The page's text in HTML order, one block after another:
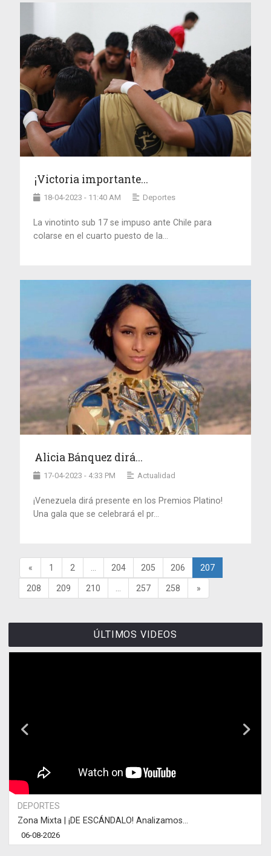
¡Victoria importante...
18-04-2023 - 11:40 AM Deportes
La vinotinto sub 17 se impuso ante Chile para
colarse en el cuarto puesto de la...
Alicia Bánquez dirá...
17-04-2023 - 4:33 PM Actualidad
¡Venezuela dirá presente en los Premios Platino!
Una gala que se celebrará el pr...
« 1 2 204 205 206 207
208 209 210 257 258 »
ÚLTIMOS VIDEOS
DEPORTES
Zona Mixta | ¡DE ESCÁNDALO! Analizamos...
06-08-2026